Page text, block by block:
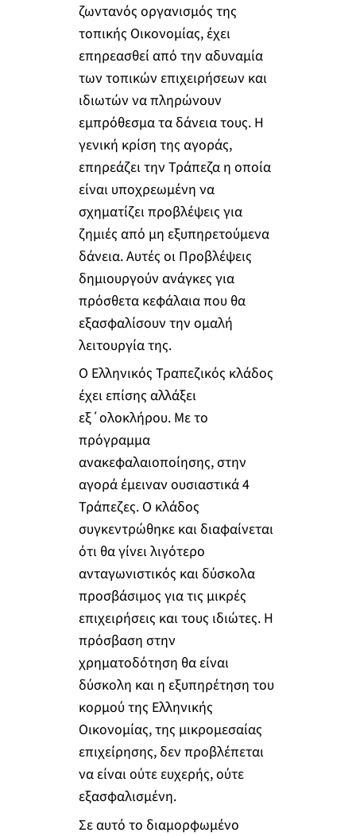
ζωντανός οργανισμός της
τοπικής Οικονομίας, έχει
επηρεασθεί από την αδυναμία
των τοπικών επιχειρήσεων και
ιδιωτών να πληρώνουν
εμπρόθεσμα τα δάνεια τους. Η
γενική κρίση της αγοράς,
επηρεάζει την Τράπεζα η οποία
είναι υποχρεωμένη να
σχηματίζει προβλέψεις για
ζημιές από μη εξυπηρετούμενα
δάνεια. Αυτές οι Προβλέψεις
δημιουργούν ανάγκες για
πρόσθετα κεφάλαια που θα
εξασφαλίσουν την ομαλή
λειτουργία της.
Ο Ελληνικός Τραπεζικός κλάδος
έχει επίσης αλλάξει
εξ΄ολοκλήρου. Με το
πρόγραμμα
ανακεφαλαιοποίησης, στην
αγορά έμειναν ουσιαστικά 4
Τράπεζες. Ο κλάδος
συγκεντρώθηκε και διαφαίνεται
ότι θα γίνει λιγότερο
ανταγωνιστικός και δύσκολα
προσβάσιμος για τις μικρές
επιχειρήσεις και τους ιδιώτες. Η
πρόσβαση στην
χρηματοδότηση θα είναι
δύσκολη και η εξυπηρέτηση του
κορμού της Ελληνικής
Οικονομίας, της μικρομεσαίας
επιχείρησης, δεν προβλέπεται
να είναι ούτε ευχερής, ούτε
εξασφαλισμένη.
Σε αυτό το διαμορφωμένο